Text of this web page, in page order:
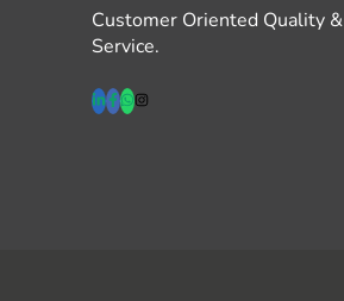
Customer Oriented Quality &
Service.